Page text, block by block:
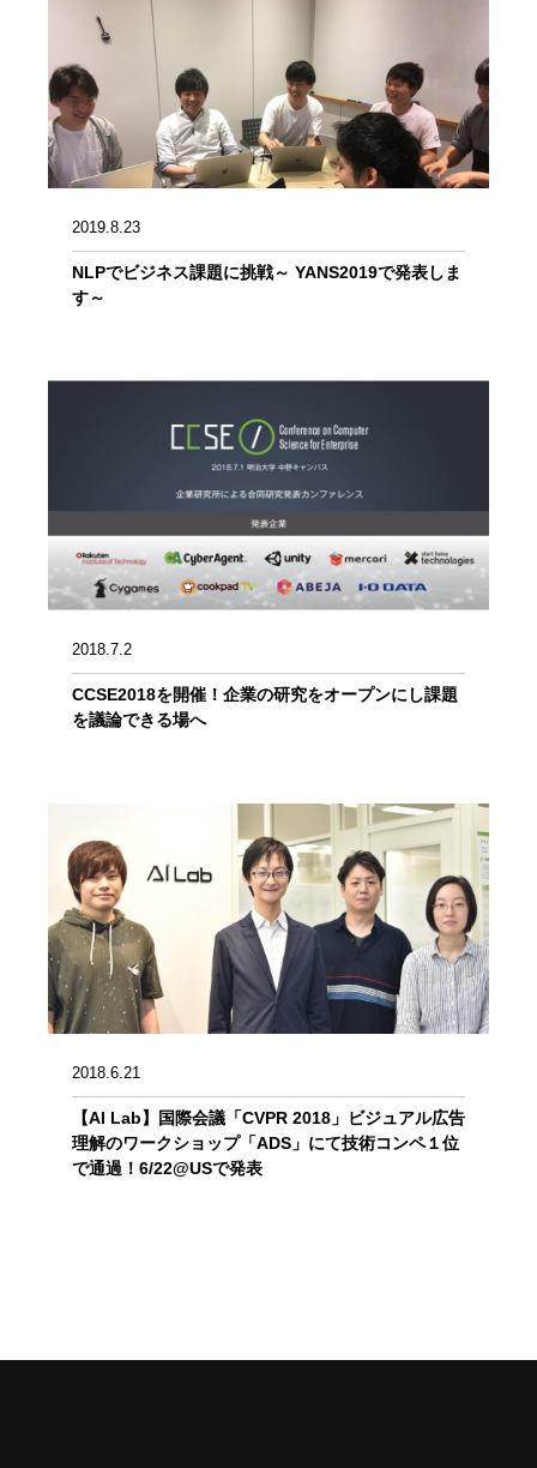
2019.8.23
NLPでビジネス課題に挑戦～ YANS2019で発表しま
す～
2018.7.2
CCSE2018を開催！企業の研究をオープンにし課題
を議論できる場へ
2018.6.21
【AI Lab】国際会議「CVPR 2018」ビジュアル広告
理解のワークショップ「ADS」にて技術コンペ１位
で通過！6/22@USで発表